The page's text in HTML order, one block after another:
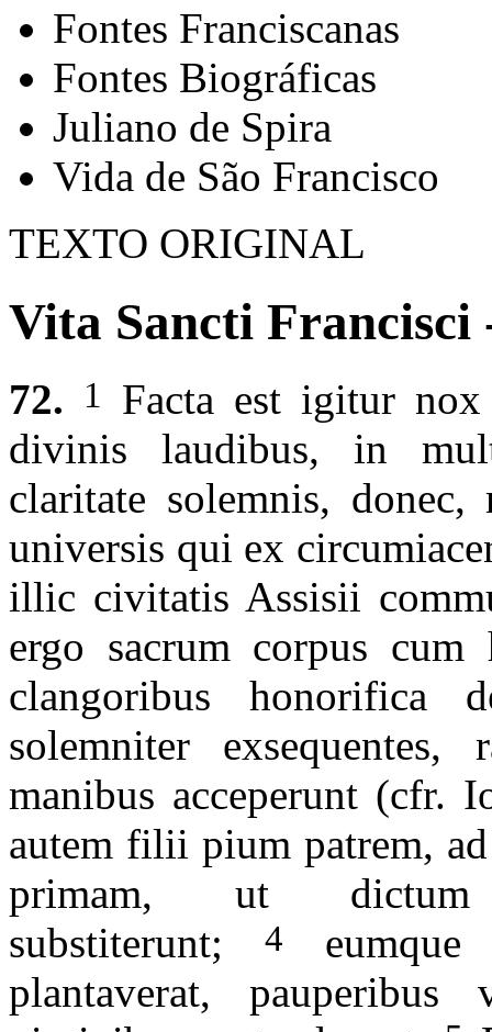
Fontes Franciscanas
Fontes Biográficas
Juliano de Spira
Vida de São Francisco
TEXTO ORIGINAL
Vita Sancti Francisci
72. 1
Facta est igitur
divinis laudibus, in
claritate solemnis,
universis qui ex
illic civitatis Assisii
ergo sacrum corpus cum
clangoribus honorifica
solemniter
manibus acceperunt (cfr.
autem filii pium patrem,
primam, ut
substiterunt;
4
plantaverat,